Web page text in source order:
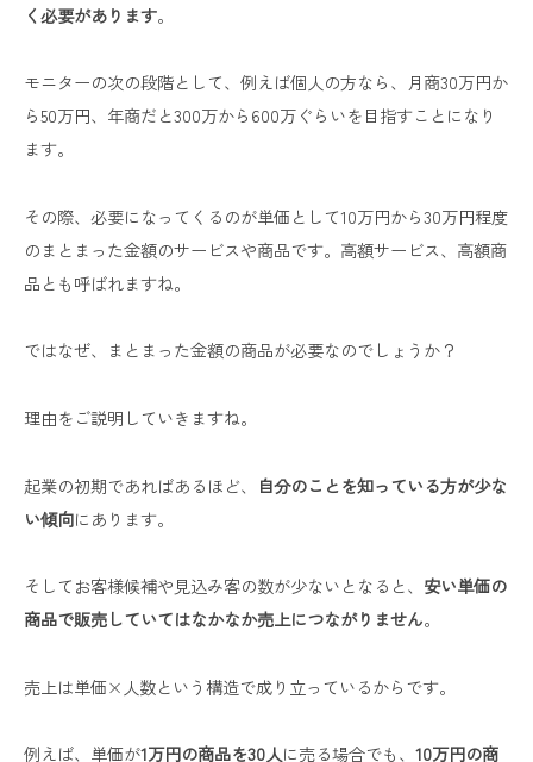
く必要があります。
モニターの次の段階として、例えば個人の方なら、月商30万円か
ら50万円、年商だと300万から600万ぐらいを目指すことになり
ます。
その際、必要になってくるのが単価として10万円から30万円程度
のまとまった金額のサービスや商品です。高額サービス、高額商
品とも呼ばれますね。
ではなぜ、まとまった金額の商品が必要なのでしょうか？
理由をご説明していきますね。
起業の初期であればあるほど、
自分のことを知っている方が少な
い傾向にあります。
そしてお客様候補や見込み客の数が少ないとなると、 安い単価の
商品で販売していてはなかなか売上につながりません。
売上は単価×人数という構造で成り立っているからです。
例えば、単価が1万円の商品を30人に売る場合でも、 10万円の商